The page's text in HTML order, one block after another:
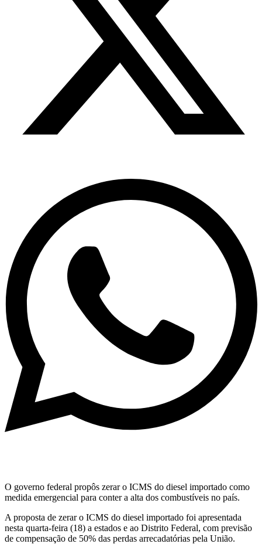
O governo federal propôs zerar o ICMS do diesel importado como
medida emergencial para conter a alta dos combustíveis no país.
A proposta de zerar o ICMS do diesel importado foi apresentada
nesta quarta-feira (18) a estados e ao Distrito Federal, com previsão
de compensação de 50% das perdas arrecadatórias pela União.